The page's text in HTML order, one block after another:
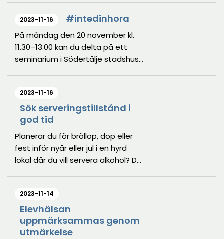
2023-11-16 #intedinhora
På måndag den 20 november kl.
11.30–13.00 kan du delta på ett
seminarium i Södertälje stadshus,
Flo, överlevare av sexuell
exploatering, kommer under en
dryg timma berätta om hur
personer utsatta för sexuell
exploatering påverkas och vilka
olika omständigheter som bidrar
exploaterad. Seminariet vänder
sig till yrkesverksamma, politiker
och medborgare i Södertälje.
2023-11-16
Sök serveringstillstånd i
god tid
Planerar du för bröllop, dop eller
fest inför nyår eller jul i en hyrd
lokal där du vill servera alkohol? Då
det är viktigt att söka i god tid.
Det gäller även dig med gällande
serveringstillstånd som vill utöka
serveringstiden.
2023-11-14
Elevhälsan
uppmärksammas genom
utmärkelse